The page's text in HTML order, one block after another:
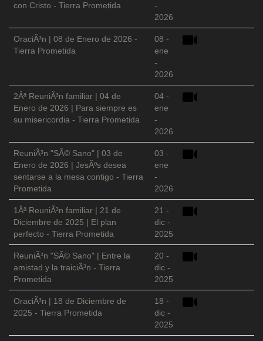
con Cristo - Tierra Prometida
-
2026
OraciÃ³n | 08 de Enero de 2026 -
Tierra Prometida
08 -
ene
-
2026
2Âª ReuniÃ³n familiar | 04 de
Enero de 2026 | Para siempre es
su misericordia - Tierra Prometida
04 -
ene
-
2026
ReuniÃ³n "SÃ© Sano" | 03 de
Enero de 2026 | JesÃºs desea
sentarse a la mesa contigo - Tierra
Prometida
03 -
ene
-
2026
1Âª ReuniÃ³n familiar | 21 de
Diciembre de 2025 | El plan
perfecto - Tierra Prometida
21 -
dic -
2025
ReuniÃ³n "SÃ© Sano" | Entre la
amistad y la traiciÃ³n - Tierra
Prometida
20 -
dic -
2025
OraciÃ³n | 18 de Diciembre de
2025 - Tierra Prometida
18 -
dic -
2025